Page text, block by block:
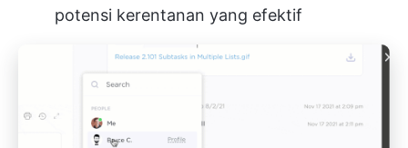
potensi kerentanan yang efektif